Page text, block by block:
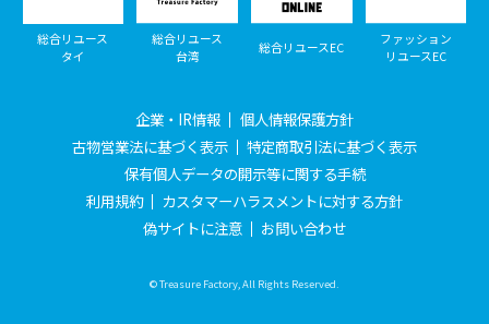
総合リユース
タイ
総合リユース
台湾
総合リユースEC
ファッション
リユースEC
企業・IR情報
個人情報保護方針
古物営業法に基づく表示
特定商取引法に基づく表示
保有個人データの開示等に関する手続
利用規約
カスタマーハラスメントに対する方針
偽サイトに注意
お問い合わせ
© Treasure Factory, All Rights Reserved.